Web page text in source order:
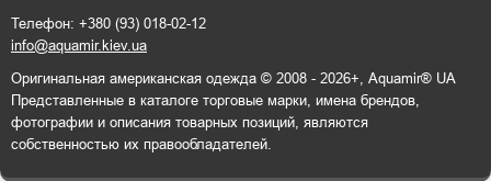
Телефон: +380 (93) 018-02-12
info@aquamir.kiev.ua
Оригинальная американская одежда © 2008 - 2026+, Aquamir® UA
Представленные в каталоге торговые марки, имена брендов,
фотографии и описания товарных позиций, являются
собственностью их правообладателей.